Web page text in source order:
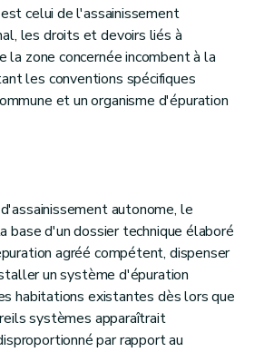
celui de l'assainissement
les droits et devoirs liés à
la zone concernée incombent à la
les conventions spécifiques
et un organisme d'épuration
autonome, le
base d'un dossier technique élaboré
agréé compétent, dispenser
un système d'épuration
habitations existantes dès lors que
systèmes apparaîtrait
par rapport au